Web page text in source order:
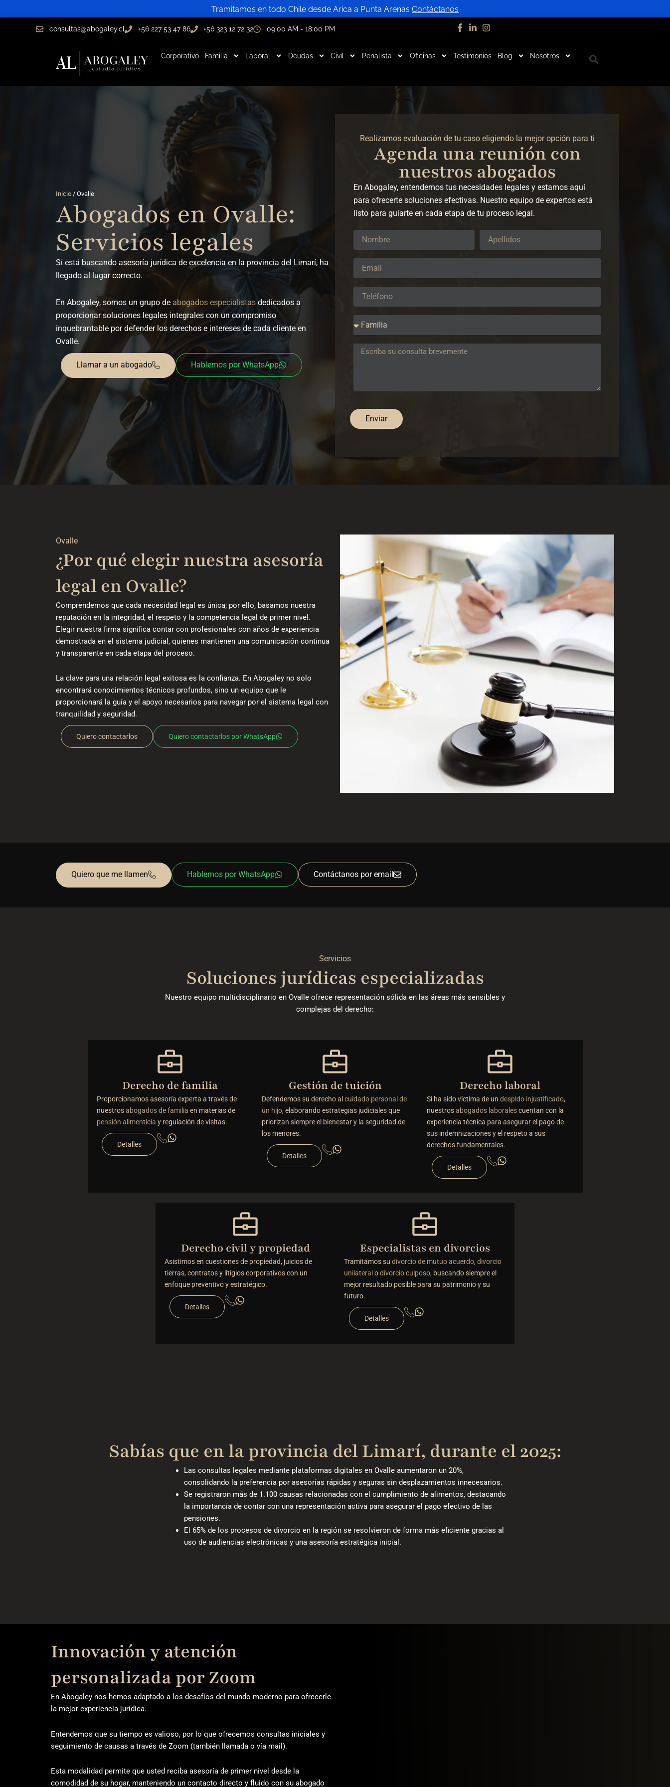
al
Tramitamos en todo Chile desde Arica a Punta Arenas Contáctanos
consultas@abogaley.cl +56 227 53 47 86 +56 323 12 72 32 09:00 AM - 18:00 PM
Corporativo Familia Laboral Deudas Civil Penalista Oficinas Testimonios Blog Nosotros
Inicio / Ovalle
Abogados en Ovalle:
Servicios legales
Si está buscando asesoría jurídica de excelencia en la provincia del Limarí, ha
llegado al lugar correcto.
En Abogaley, somos un grupo de abogados especialistas dedicados a
proporcionar soluciones legales integrales con un compromiso
inquebrantable por defender los derechos e intereses de cada cliente en
Ovalle.
Llamar a un abogado Hablemos por WhatsApp
Realizamos evaluación de tu caso eligiendo la mejor opción para ti
Agenda una reunión con
nuestros abogados
En Abogaley, entendemos tus necesidades legales y estamos aquí
para ofrecerte soluciones efectivas. Nuestro equipo de expertos está
listo para guiarte en cada etapa de tu proceso legal.
Enviar
Ovalle
¿Por qué elegir nuestra asesoría
legal en Ovalle?
Comprendemos que cada necesidad legal es única; por ello, basamos nuestra
reputación en la integridad, el respeto y la competencia legal de primer nivel.
Elegir nuestra firma significa contar con profesionales con años de experiencia
demostrada en el sistema judicial, quienes mantienen una comunicación continua
y transparente en cada etapa del proceso.
La clave para una relación legal exitosa es la confianza. En Abogaley no solo
encontrará conocimientos técnicos profundos, sino un equipo que le
proporcionará la guía y el apoyo necesarios para navegar por el sistema legal con
tranquilidad y seguridad.
Quiero contactarlos Quiero contactarlos por WhatsApp
Quiero que me llamen Hablemos por WhatsApp Contáctanos por email
Servicios
Soluciones jurídicas especializadas
Nuestro equipo multidisciplinario en Ovalle ofrece representación sólida en las áreas más sensibles y
complejas del derecho:
Derecho de familia
Proporcionamos asesoría experta a través de
nuestrosabogados de familia en materias de
pensión alimenticia y regulación de visitas.
Detalles
Gestión de tuición
Defendemos su derecho al cuidado personal de
un hijo, elaborando estrategias judiciales que
priorizan siempre el bienestar y la seguridad de
los menores.
Detalles
Derecho laboral
Si ha sido víctima de un despido injustificado,
nuestrosabogados laboralescuentan con la
experiencia técnica para asegurar el pago de
sus indemnizaciones y el respeto a sus
derechos fundamentales.
Detalles
Derecho civil y propiedad
Asistimos en cuestiones de propiedad, juicios de
tierras, contratos y litigios corporativos con un
enfoque preventivo y estratégico.
Detalles
Especialistas en divorcios
Tramitamos su divorcio de mutuo acuerdo, divorcio
unilateral odivorcio culposo, buscando siempre el
mejor resultado posible para su patrimonio y su
futuro.
Detalles
Sabías que en la provincia del Limarí, durante el 2025:
Las consultas legales mediante plataformas digitales en Ovalle aumentaron un 20%,
consolidando la preferencia por asesorías rápidas y seguras sin desplazamientos innecesarios.
Se registraron más de 1.100 causas relacionadas con el cumplimiento de alimentos, destacando
la importancia de contar con una representación activa para asegurar el pago efectivo de las
pensiones.
El 65% de los procesos de divorcio en la región se resolvieron de forma más eficiente gracias al
uso de audiencias electrónicas y una asesoría estratégica inicial.
Innovación y atención
personalizada por Zoom
En Abogaley nos hemos adaptado a los desafíos del mundo moderno para ofrecerle
la mejor experiencia jurídica.
Entendemos que su tiempo es valioso, por lo que ofrecemos consultas iniciales y
seguimiento de causas a través de Zoom (también llamada o vía mail).
Esta modalidad permite que usted reciba asesoría de primer nivel desde la
comodidad de su hogar, manteniendo un contacto directo y fluido con su abogado